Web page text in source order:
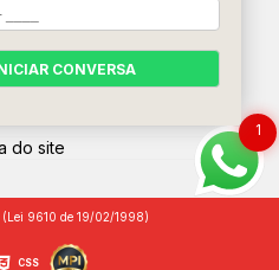
do site
9610 de 19/02/1998)
CSS
1
CONVERSA